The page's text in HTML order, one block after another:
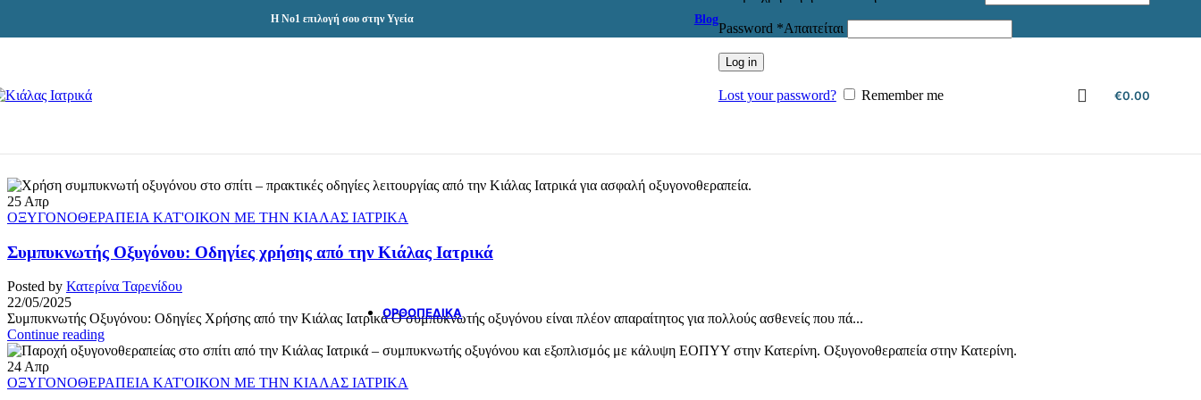
Η Νο1 επιλογή σου στην Υγεία Blog
Password *Απαιτείται
Log in
Lost your password? Remember me
ΚΑΤΑΚΛΙΣΕΙΣ
ΓΑΝΤΙΑ
ΑΝΤΙΣΗΨΙΑ ΔΕΡΜΑΤΟΣ
ΟΞΥΜΕΤΡΑ
ΠΙΕΣΟΜΕΤΡΑ
ΟΡΘΟΠΕΔΙΚΑ
ΠΑΙΔΙΚΗ ΣΕΙΡΑ
ΒΟΗΘΗΜΑΤΑ ΒΑΔΙΣΗΣ ΠΑΙΔΙΚΑ
ΑΝΩ ΑΚΡΑ ΠΑΙΔΙΚΑ
€0.00
25 Απρ
ΟΞΥΓΟΝΟΘΕΡΑΠΕΙΑ ΚΑΤ'ΟΙΚΟΝ ΜΕ ΤΗΝ ΚΙΑΛΑΣ ΙΑΤΡΙΚΑ
Συμπυκνωτής Οξυγόνου: Οδηγίες χρήσης από την Κιάλας Ιατρικά
Posted by Κατερίνα Ταρενίδου
22/05/2025
Συμπυκνωτής Οξυγόνου: Οδηγίες Χρήσης από την Κιάλας Ιατρικά Ο συμπυκνωτής οξυγόνου είναι πλέον απαραίτητος για πολλούς ασθενείς που πά...
Continue reading
24Απρ
ΟΞΥΓΟΝΟΘΕΡΑΠΕΙΑ ΚΑΤ'ΟΙΚΟΝ ΜΕ ΤΗΝ ΚΙΑΛΑΣ ΙΑΤΡΙΚΑ